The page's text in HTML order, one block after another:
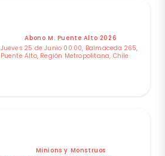
Abono M. Puente Alto 2026
Jueves 25 de Junio 00:00, Balmaceda 265,
Puente Alto, Región Metropolitana, Chile
Minions y Monstruos